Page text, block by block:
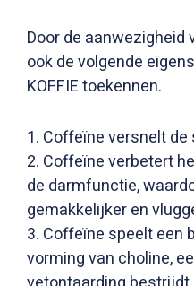
Door de aanwezigheid
ook de volgende
KOFFIE toekennen.
1. Coffeïne versnelt
2. Coffeïne verbetert
de darmfunctie,
gemakkelijker en
3. Coffeïne speelt een
vorming van choline,